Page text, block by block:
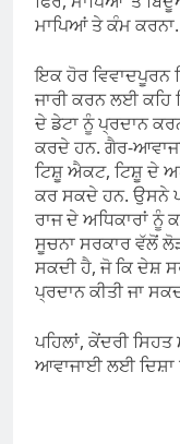
ਮਾਪਿਆਂ ਤੇ ਕੰਮ ਕਰਨਾ.
ਇਕ ਹੋਰ ਵਿਵਾਦਪੂਰਨ
ਜਾਰੀ ਕਰਨ ਲਈ ਕਹਿ
ਦੇ ਡੇਟਾ ਨੂੰ ਪ੍ਰਦਾਨ
ਕਰਦੇ ਹਨ. ਗੈਰ-
ਟਿਸ਼ੂ ਐਕਟ, ਟਿਸ਼ੂ ਦੇ
ਕਰ ਸਕਦੇ ਹਨ. ਉਸਨੇ
ਰਾਜ ਦੇ ਅਧਿਕਾਰਾਂ ਨੂੰ
ਸੂਚਨਾ ਸਰਕਾਰ ਵੱਲੋਂ
ਸਕਦੀ ਹੈ, ਜੋ ਕਿ ਦੇਸ਼
ਪ੍ਰਦਾਨ ਕੀਤੀ ਜਾ
ਪਹਿਲਾਂ, ਕੇਂਦਰੀ
ਆਵਾਜਾਈ ਲਈ ਦਿਸ਼ਾ